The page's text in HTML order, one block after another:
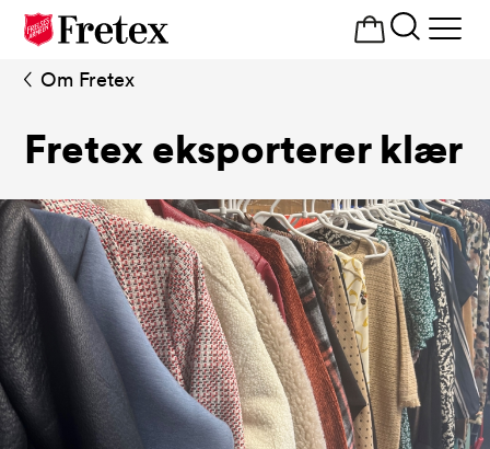
Åpne
Om Fretex
Fretex eksporterer klær